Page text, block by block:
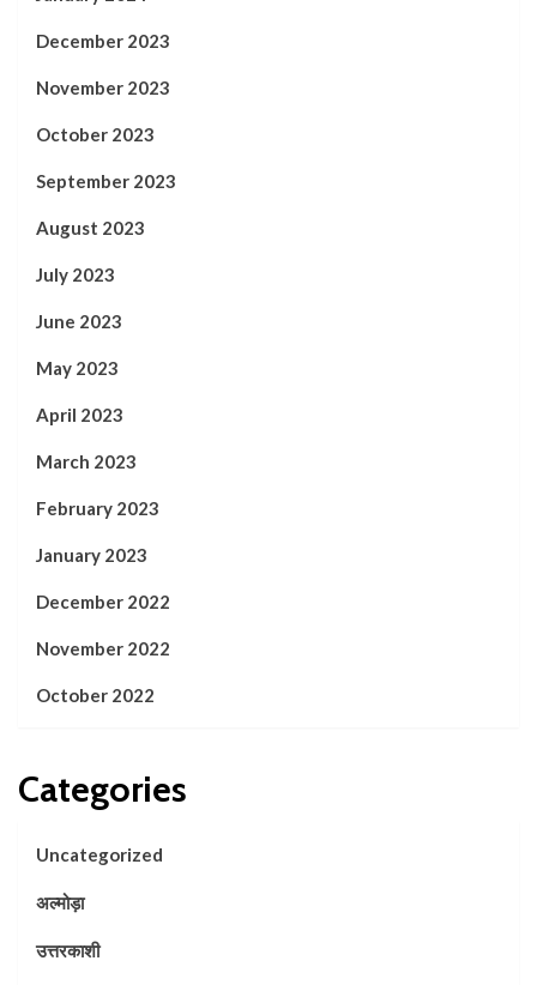
December 2023
November 2023
October 2023
September 2023
August 2023
July 2023
June 2023
May 2023
April 2023
March 2023
February 2023
January 2023
December 2022
November 2022
October 2022
Categories
Uncategorized
अल्मोड़ा
उत्तरकाशी